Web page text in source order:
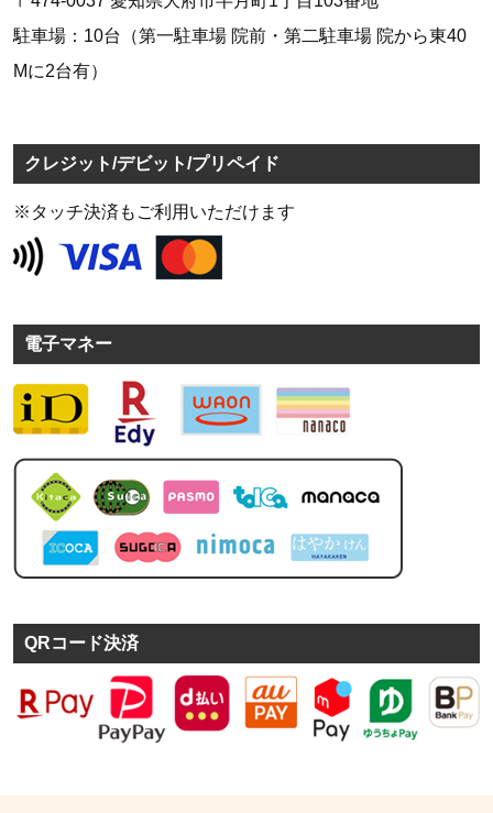
駐車場：10台（第一駐車場 院前・第二駐車場 院から東40
Mに2台有）
クレジット/デビット/プリペイド
※タッチ決済もご利用いただけます
電子マネー
QRコード決済